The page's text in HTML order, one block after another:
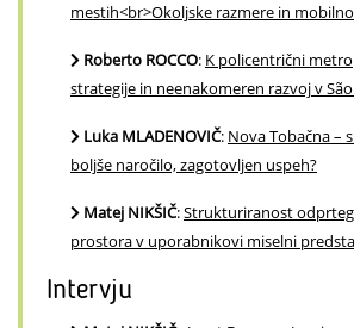
mestih<br>Okoljske razmere in
Roberto ROCCO: K policentrični
strategije in neenakomeren razvoj v
Luka MLADENOVIČ: Nova Tobačna –
boljše naročilo, zagotovljen uspeh?
Matej NIKŠIČ:Strukturiranost
prostora v uporabnikovi miselni
Intervju